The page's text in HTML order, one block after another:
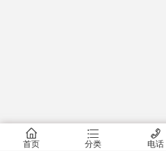
󰂠
首页
󰂦
分类
󰄫
电话